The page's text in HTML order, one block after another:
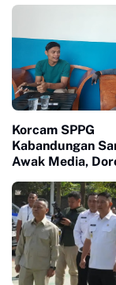
Korcam SPPG
Kabandungan
Awak Media,